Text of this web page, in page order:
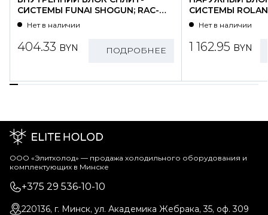
СИСТЕМЫ FUNAI SHOGUN; RAC-
SG25HP.D01/S
Нет в наличии
404.33 BYN ПОДРОБНЕЕ
СИСТЕМЫ
WZ09HSS/N1-
Нет в наличии
1 162.95 BYN
ООО «Элитхолод» ― продажа холодильного оборудования и
комплектующих в Минске
+375 29 536-10-10
220136, г. Минск, ул. Академика Жебрака, 35, оф. 309